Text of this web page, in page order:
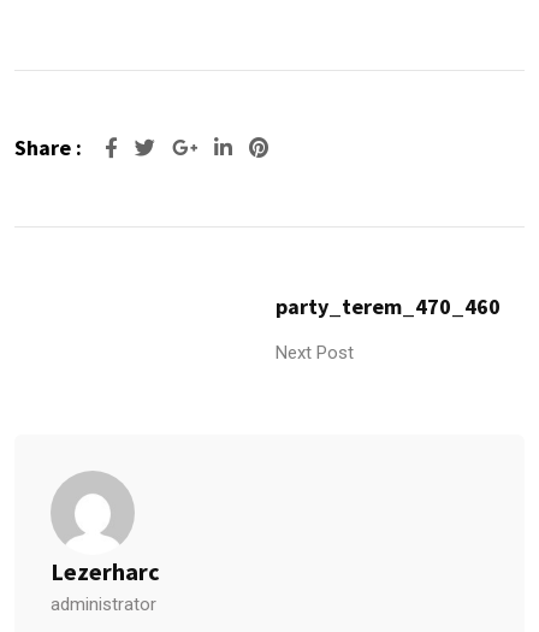
Share : Google+LinkedIn
Pinterest
party_terem_470_460
Next Post
Lezerharc
administrator